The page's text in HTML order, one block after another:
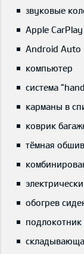
звуковые
Apple CarPlay
Android Auto
компьютер
система
карманы в
коврик
тёмная
обогрев
подлокотник